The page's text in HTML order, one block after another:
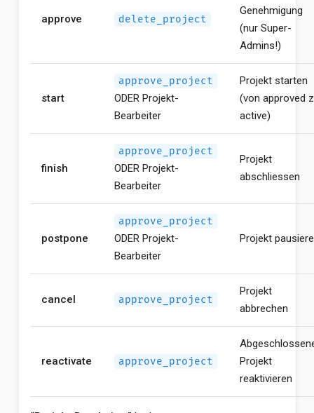
approve delete_project
Genehmigung
(nur Super-
Admins!)
start
approve_project
ODER Projekt-
Bearbeiter
Projekt starten
(von approved
active)
finish
approve_project
ODER Projekt-
Bearbeiter
Projekt
abschliessen
postpone
approve_project
ODER Projekt-
Bearbeiter
Projekt
cancel approve_project
Projekt
abbrechen
reactivate approve_project
Projekt
reaktivieren